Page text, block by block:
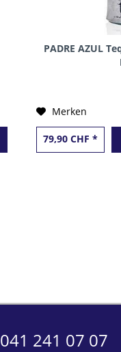
PADRE AZUL
Merken
79,90 CHF *
041 241 07 07